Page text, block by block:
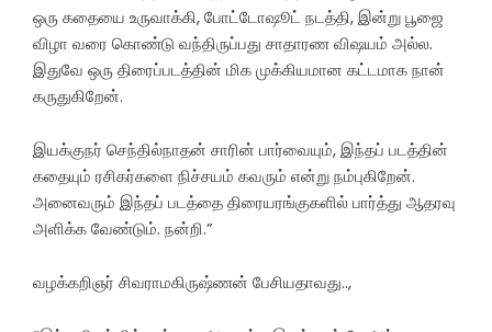
ஒரு கதையை உருவாக்கி, போட்டோஷூட் நடத்தி, இன்று பூஜை
விழா வரை கொண்டு வந்திருப்பது சாதாரண விஷயம் அல்ல.
இதுவே ஒரு திரைப்படத்தின் மிக முக்கியமான கட்டமாக நான்
கருதுகிறேன்.
இயக்குநர் செந்தில்நாதன் சாரின் பார்வையும், இந்தப் படத்தின்
கதையும் ரசிகர்களை நிச்சயம் கவரும் என்று நம்புகிறேன்.
அனைவரும் இந்தப் படத்தை திரையரங்குகளில் பார்த்து ஆதரவு
அளிக்க வேண்டும். நன்றி.”
வழக்கறிஞர் சிவராமகிருஷ்ணன் பேசியதாவது..,